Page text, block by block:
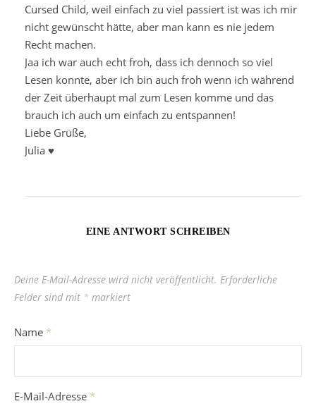
Cursed Child, weil einfach zu viel passiert ist was ich mir
nicht gewünscht hätte, aber man kann es nie jedem
Recht machen.
Jaa ich war auch echt froh, dass ich dennoch so viel
Lesen konnte, aber ich bin auch froh wenn ich während
der Zeit überhaupt mal zum Lesen komme und das
brauch ich auch um einfach zu entspannen!
Liebe Grüße,
Julia ♥
EINE ANTWORT SCHREIBEN
Deine E-Mail-Adresse wird nicht veröffentlicht. Erforderliche
Felder sind mit * markiert
Name *
E-Mail-Adresse *